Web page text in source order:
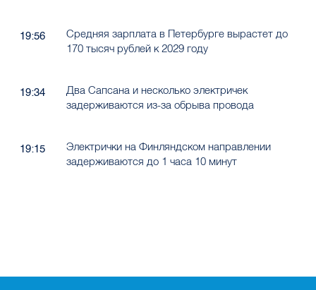
19:56
Средняя зарплата в Петербурге вырастет до
170 тысяч рублей к 2029 году
19:34
Два Сапсана и несколько электричек
задерживаются из-за обрыва провода
19:15
Электрички на Финляндском направлении
задерживаются до 1 часа 10 минут